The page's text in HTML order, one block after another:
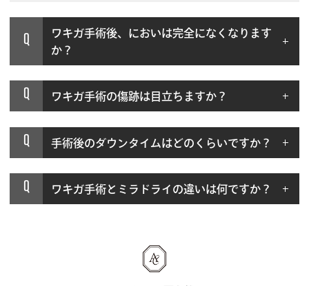
Q
ワキガ手術後、においは完全になくなります
か？
Q ワキガ手術の傷跡は目立ちますか？
Q 手術後のダウンタイムはどのくらいですか？
Q ワキガ手術とミラドライの違いは何ですか？